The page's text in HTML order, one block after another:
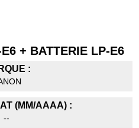
+ BATTERIE LP-E6
:
(MM/AAAA) :
--